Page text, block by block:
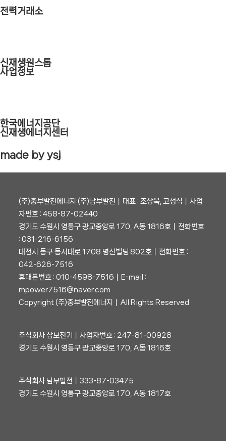
전력거래소
신재생원스톱
사업정보
한국에너지공단
신재생에너지센터
made by ysj
(주)중부발전에너지 (주)남부발전┃대표 : 조상욱, 고성식┃사업
자번호 : 458-87-02440
경기도 수원시 영통구 광교중앙로 170, A동 1816호┃전화번호
: 031-216-6156
대전시 동구 동서대로 1708 명신빌딩 802호┃전화번호 :
042-626-7516
휴대폰번호 : 010-4598-7516┃E-mail :
mpower7516@naver.com
Copyright (주)중부발전에너지┃All Rights Reserved
주식회사 삼보전기┃사업자번호 : 247-81-00928
경기도 수원시 영통구 광교중앙로 170, A동 1816호
주식회사 남부발전┃333-87-03475
경기도 수원시 영통구 광교중앙로 170, A동 1817호